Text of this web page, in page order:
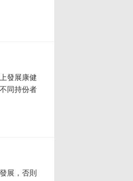
發展康健
同持份者
展，否則